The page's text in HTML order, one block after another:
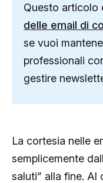
Questo articolo
delle email di
se vuoi
professionali
gestire
La cortesia nelle
semplicemente
saluti” alla fine. Al